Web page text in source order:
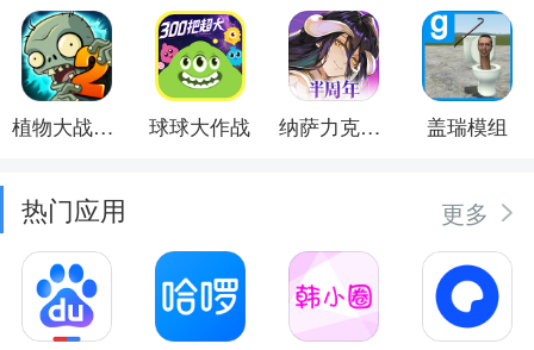
植物大战僵尸2 球球大作战 纳萨力克之王 盖瑞模组
热门应用 更多